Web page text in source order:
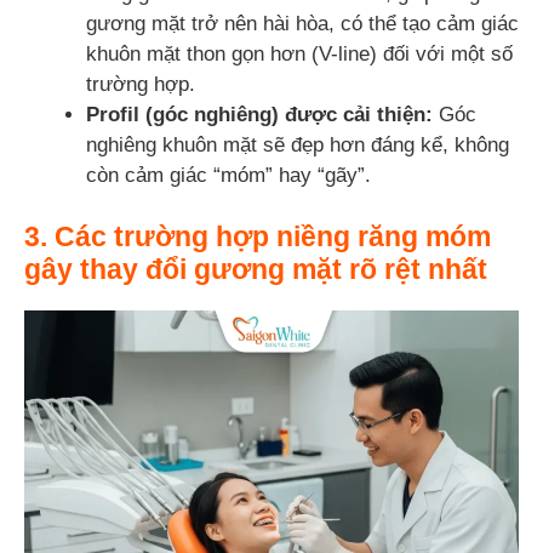
gương mặt trở nên hài hòa, có thể tạo cảm giác
khuôn mặt thon gọn hơn (V-line) đối với một số
trường hợp.
Profil (góc nghiêng) được cải thiện: Góc
nghiêng khuôn mặt sẽ đẹp hơn đáng kể, không
còn cảm giác “móm” hay “gãy”.
3. Các trường hợp niềng răng móm
gây thay đổi gương mặt rõ rệt nhất